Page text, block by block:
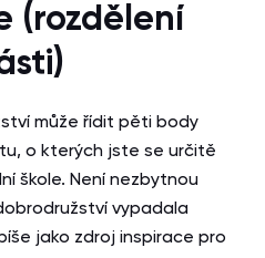
(rozdělení
může řídit pěti body
o kterých jste se určitě
škole. Není nezbytnou
vypadala
jako zdroj inspirace pro